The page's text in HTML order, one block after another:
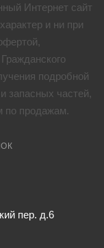
Интернет сайт
и ни при
подробной
запасных частей,
по продажам.
пер. д.6